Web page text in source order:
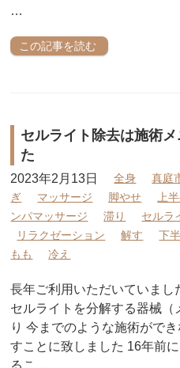
…
この記事を読む
セルライト除去は施術
た
2023年2月13日 全身 真庭
ぎ
マッサージ 脚やせ 上
ンパマッサージ
滞り セルラ
リラクゼーション
解す 下
もも
冷え
長年ご利用いただいていまし
セルライトを分解する器械
り 今までのような施術がで
すことに致しました 16年前